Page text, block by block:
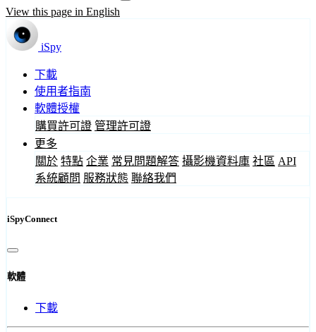
View this page in English
iSpy
下載
使用者指南
軟體授權
購買許可證 管理許可證
更多
關於 特點 企業 常見問題解答 攝影機資料庫 社區 API
系統顧問 服務狀態 聯絡我們
iSpyConnect
軟體
下載